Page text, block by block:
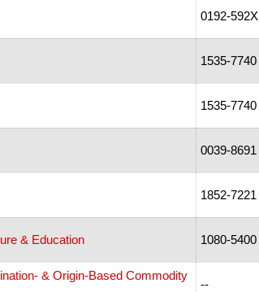
0192-592X
1535-7740
1535-7740
0039-8691
1852-7221
& Education 1080-5400
& Origin-Based Commodity
--